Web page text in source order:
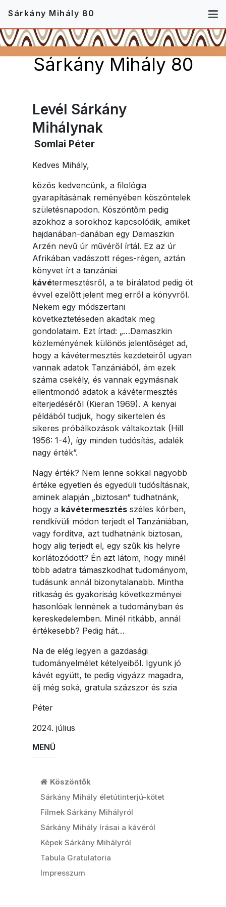
Sárkány Mihály 80
Sárkány Mihály 80
Levél Sárkány
Mihálynak
Somlai Péter
Kedves Mihály,
közös kedvencünk, a filológia
gyarapításának reményében köszöntelek
születésnapodon. Köszöntőm pedig
azokhoz a sorokhoz kapcsolódik, amiket
hajdanában-danában egy Damaszkin
Arzén nevű úr művéről írtál. Ez az úr
Afrikában vadászott réges-régen, aztán
könyvet írt a tanzániai
kávétermesztésről, a te bírálatod pedig öt
évvel ezelőtt jelent meg erről a könyvről.
Nekem egy módszertani
következtetéseden akadtak meg
gondolataim. Ezt írtad: „…Damaszkin
közleményének különös jelentőséget ad,
hogy a kávétermesztés kezdeteiről ugyan
vannak adatok Tanzániából, ám ezek
száma csekély, és vannak egymásnak
ellentmondó adatok a kávétermesztés
elterjedéséről (Kieran 1969). A kenyai
példából tudjuk, hogy sikertelen és
sikeres próbálkozások váltakoztak (Hill
1956: 1-4), így minden tudósítás, adalék
nagy érték”.
Nagy érték? Nem lenne sokkal nagyobb
értéke egyetlen és egyedüli tudósításnak,
aminek alapján „biztosan“ tudhatnánk,
hogy a kávétermesztés széles körben,
rendkívüli módon terjedt el Tanzániában,
vagy fordítva, azt tudhatnánk biztosan,
hogy alig terjedt el, egy szűk kis helyre
korlátozódott? Én azt látom, hogy minél
több adatra támaszkodhat tudományom,
tudásunk annál bizonytalanabb. Mintha
ritkaság és gyakoriság következményei
hasonlóak lennének a tudományban és
kereskedelemben. Minél ritkább, annál
értékesebb? Pedig hát…
Na de elég legyen a gazdasági
tudományelmélet kételyeiből. Igyunk jó
kávét együtt, te pedig vigyázz magadra,
élj még soká, gratula százszor és szia
Péter
2024. július
MENÜ
Köszöntők
Sárkány Mihály életútinterjú-kötet
Filmek Sárkány Mihályról
Sárkány Mihály írásai a kávéról
Képek Sárkány Mihályról
Tabula Gratulatoria
Impresszum